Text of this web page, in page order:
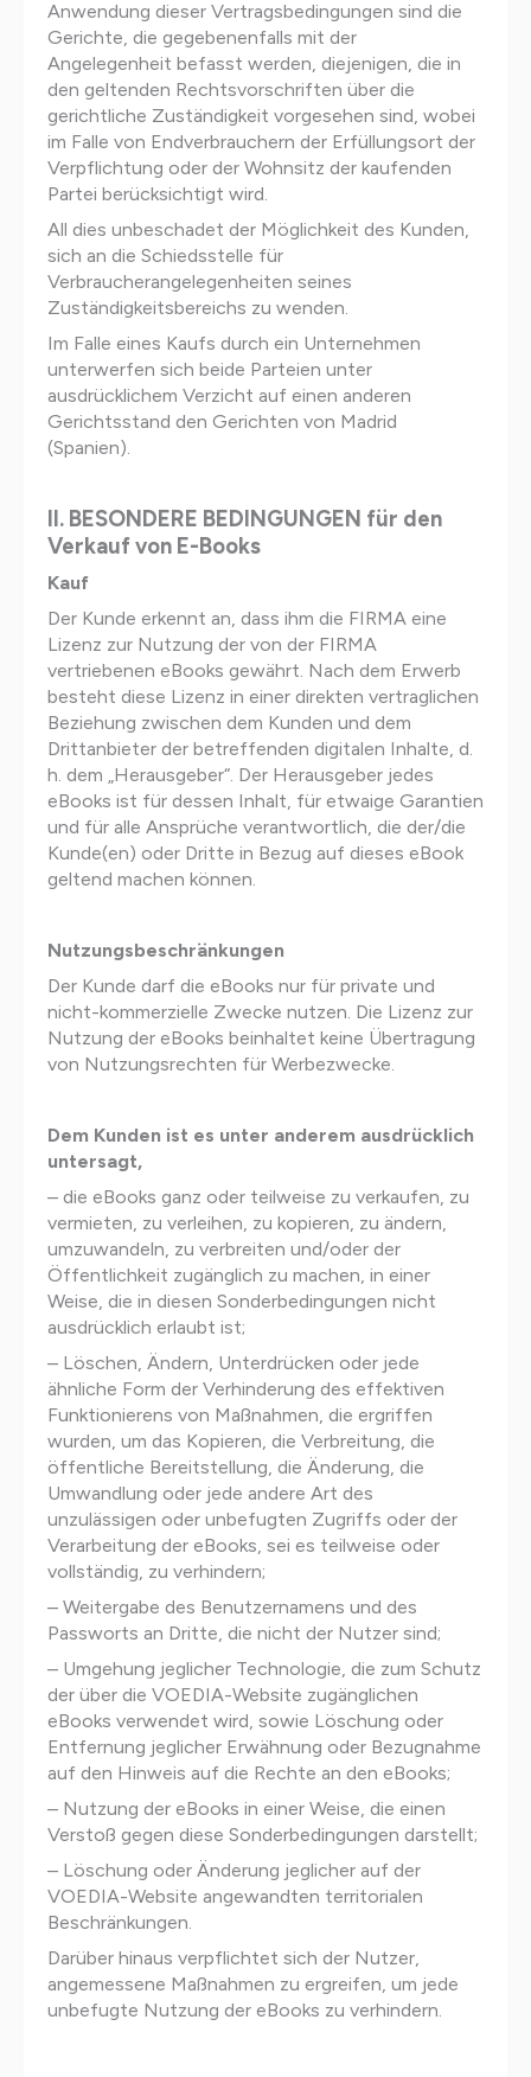
Anwendung dieser Vertragsbedingungen sind die
Gerichte, die gegebenenfalls mit der
Angelegenheit befasst werden, diejenigen, die in
den geltenden Rechtsvorschriften über die
gerichtliche Zuständigkeit vorgesehen sind, wobei
im Falle von Endverbrauchern der Erfüllungsort der
Verpflichtung oder der Wohnsitz der kaufenden
Partei berücksichtigt wird.
All dies unbeschadet der Möglichkeit des Kunden,
sich an die Schiedsstelle für
Verbraucherangelegenheiten seines
Zuständigkeitsbereichs zu wenden.
Im Falle eines Kaufs durch ein Unternehmen
unterwerfen sich beide Parteien unter
ausdrücklichem Verzicht auf einen anderen
Gerichtsstand den Gerichten von Madrid
(Spanien).
II. BESONDERE BEDINGUNGEN für den
Verkauf von E-Books
Kauf
Der Kunde erkennt an, dass ihm die FIRMA eine
Lizenz zur Nutzung der von der FIRMA
vertriebenen eBooks gewährt. Nach dem Erwerb
besteht diese Lizenz in einer direkten vertraglichen
Beziehung zwischen dem Kunden und dem
Drittanbieter der betreffenden digitalen Inhalte, d.
h. dem „Herausgeber“. Der Herausgeber jedes
eBooks ist für dessen Inhalt, für etwaige Garantien
und für alle Ansprüche verantwortlich, die der/die
Kunde(en) oder Dritte in Bezug auf dieses eBook
geltend machen können.
Nutzungsbeschränkungen
Der Kunde darf die eBooks nur für private und
nicht-kommerzielle Zwecke nutzen. Die Lizenz zur
Nutzung der eBooks beinhaltet keine Übertragung
von Nutzungsrechten für Werbezwecke.
Dem Kunden ist es unter anderem ausdrücklich
untersagt,
– die eBooks ganz oder teilweise zu verkaufen, zu
vermieten, zu verleihen, zu kopieren, zu ändern,
umzuwandeln, zu verbreiten und/oder der
Öffentlichkeit zugänglich zu machen, in einer
Weise, die in diesen Sonderbedingungen nicht
ausdrücklich erlaubt ist;
– Löschen, Ändern, Unterdrücken oder jede
ähnliche Form der Verhinderung des effektiven
Funktionierens von Maßnahmen, die ergriffen
wurden, um das Kopieren, die Verbreitung, die
öffentliche Bereitstellung, die Änderung, die
Umwandlung oder jede andere Art des
unzulässigen oder unbefugten Zugriffs oder der
Verarbeitung der eBooks, sei es teilweise oder
vollständig, zu verhindern;
– Weitergabe des Benutzernamens und des
Passworts an Dritte, die nicht der Nutzer sind;
– Umgehung jeglicher Technologie, die zum Schutz
der über die VOEDIA-Website zugänglichen
eBooks verwendet wird, sowie Löschung oder
Entfernung jeglicher Erwähnung oder Bezugnahme
auf den Hinweis auf die Rechte an den eBooks;
– Nutzung der eBooks in einer Weise, die einen
Verstoß gegen diese Sonderbedingungen darstellt;
– Löschung oder Änderung jeglicher auf der
VOEDIA-Website angewandten territorialen
Beschränkungen.
Darüber hinaus verpflichtet sich der Nutzer,
angemessene Maßnahmen zu ergreifen, um jede
unbefugte Nutzung der eBooks zu verhindern.